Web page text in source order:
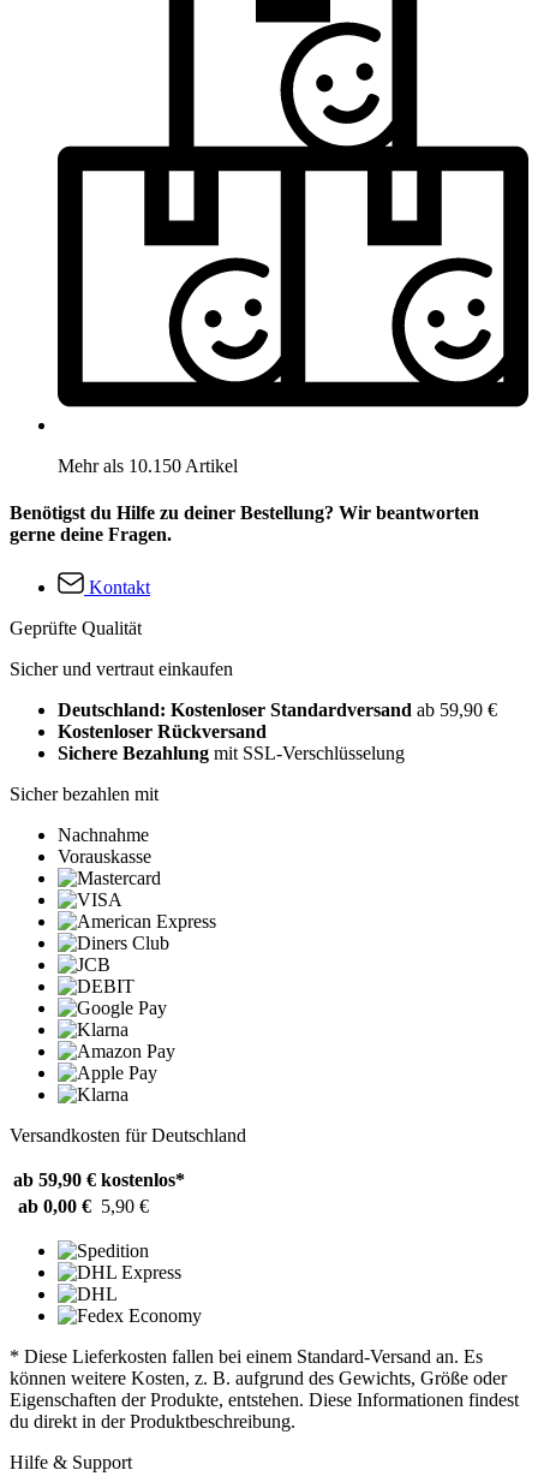
Mehr als 10.150 Artikel
Benötigst du Hilfe zu deiner Bestellung? Wir beantworten
gerne deine Fragen.
Kontakt
Geprüfte Qualität
Sicher und vertraut einkaufen
Deutschland: Kostenloser Standardversand ab 59,90 €
Kostenloser Rückversand
Sichere Bezahlung mit SSL-Verschlüsselung
Sicher bezahlen mit
Nachnahme
Vorauskasse
Versandkosten für Deutschland
ab 59,90 € kostenlos*
ab 0,00 € 5,90 €
* Diese Lieferkosten fallen bei einem Standard-Versand an. Es
können weitere Kosten, z. B. aufgrund des Gewichts, Größe oder
Eigenschaften der Produkte, entstehen. Diese Informationen findest
du direkt in der Produktbeschreibung.
Hilfe & Support